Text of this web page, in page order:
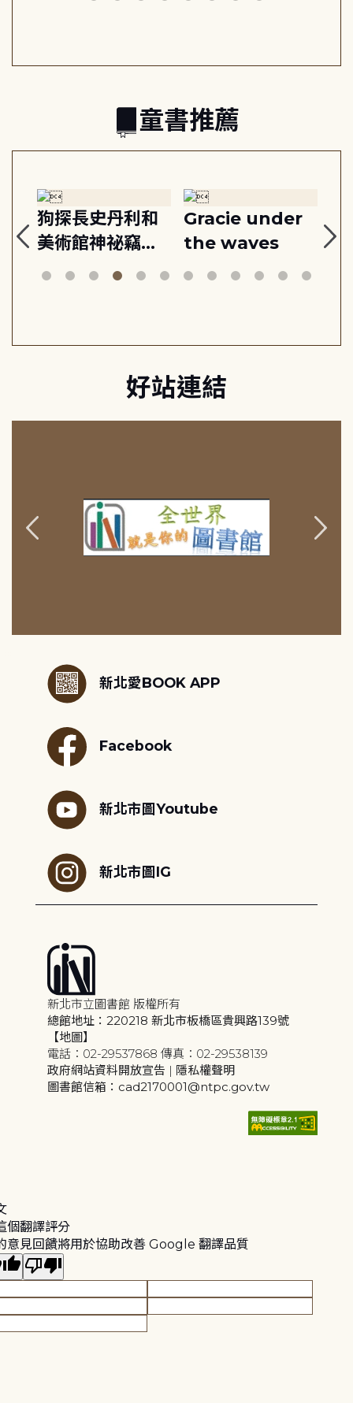
童書推薦
狗探長史丹利和
美術館神祕竊盜
案
Gracie under
the waves
好站連結
新北愛BOOK APP
Facebook
新北市圖Youtube
新北市圖IG
新北市立圖書館 版權所有
總館地址：220218 新北市板橋區貴興路139號
【地圖】
電話：02-29537868 傳真：02-29538139
政府網站資料開放宣告 | 隱私權聲明
圖書館信箱：cad2170001@ntpc.gov.tw
個翻譯評分
意見回饋將用於協助改善 Google 翻譯品質